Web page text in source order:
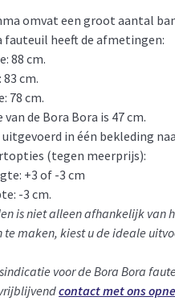
omvat een groot aantal
fauteuil heeft de afmetingen:
88 cm.
cm.
78 cm.
de Bora Bora is 47 cm.
in één bekleding
(tegen meerprijs):
+3 of -3 cm
-3 cm.
is niet alleen afhankelijk
maken, kiest u de ideale
voor de Bora Bora
contact met ons